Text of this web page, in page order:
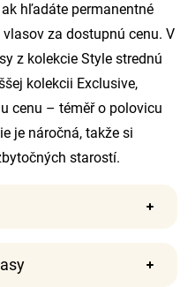
hľadáte permanentné
za dostupnú cenu. V
z kolekcie Style strednú
kolekcii Exclusive,
cenu – téměř o polovicu
je náročná, takže si
starostí.